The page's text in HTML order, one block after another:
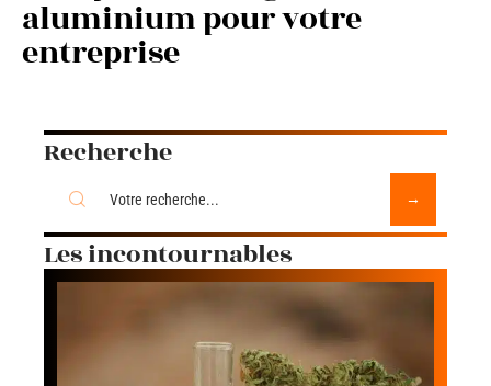
aluminium pour votre
entreprise
Recherche
Les incontournables